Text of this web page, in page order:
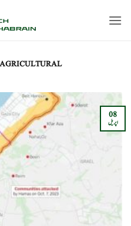
AGRICULTURAL
08
اپریل